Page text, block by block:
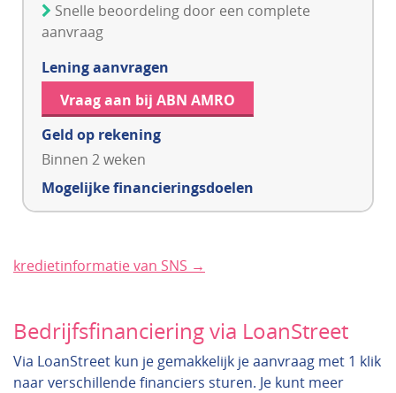
Snelle beoordeling door een complete
aanvraag
Lening aanvragen
Vraag aan bij ABN AMRO
Geld op rekening
Binnen 2 weken
Mogelijke financieringsdoelen
kredietinformatie van SNS →
Bedrijfsfinanciering via LoanStreet
Via LoanStreet kun je gemakkelijk je aanvraag met 1 klik
naar verschillende financiers sturen. Je kunt meer